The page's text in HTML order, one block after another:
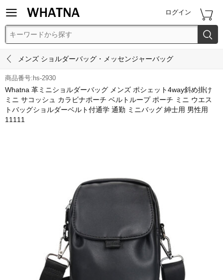
 ログイン 

 メンズ ショルダーバッグ・メッセンジャーバッグ
商品番号:hs-2930
Whatna 革ミニショルダーバッグ メンズ ポシェット4way斜め掛け
ミニ サコッシュ カラビナポーチ ベルトループ ポーチ ミニ ウエス
トバッグショルダーベルト付通学 通勤 ミニバッグ 紳士用 男性用
11111